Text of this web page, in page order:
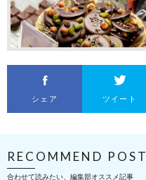
シェア ツイート
RECOMMEND POST
合わせて読みたい、編集部オススメ記事